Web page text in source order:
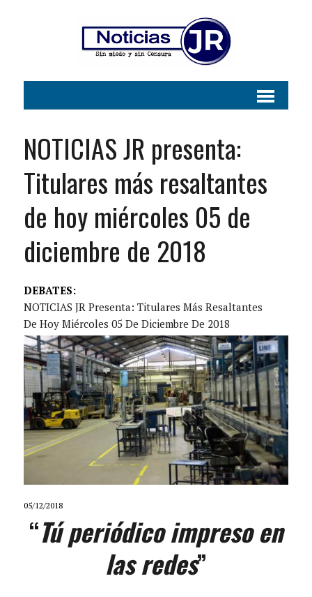
NOTICIAS JR presenta:
Titulares más resaltantes
de hoy miércoles 05 de
diciembre de 2018
DEBATES:
NOTICIAS JR Presenta: Titulares Más Resaltantes
De Hoy Miércoles 05 De Diciembre De 2018
05/12/2018
“Tú periódico impreso en
las redes”